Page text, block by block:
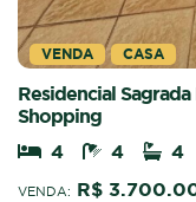
VENDA CASA
Residencial
Shopping
4
4 4
VENDA: R$